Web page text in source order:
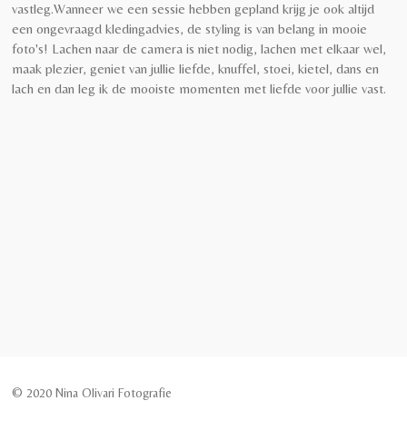
vastleg.Wanneer we een sessie hebben gepland krijg je ook altijd
een ongevraagd kledingadvies, de styling is van belang in mooie
foto's! Lachen naar de camera is niet nodig, lachen met elkaar wel,
maak plezier, geniet van jullie liefde, knuffel, stoei, kietel, dans en
lach en dan leg ik de mooiste momenten met liefde voor jullie vast.
© 2020 Nina Olivari Fotografie